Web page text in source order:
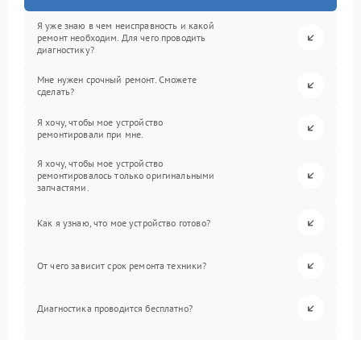
Я уже знаю в чем неисправность и какой
ремонт необходим. Для чего проводить
диагностику?
Мне нужен срочный ремонт. Сможете
сделать?
Я хочу, чтобы мое устройство
ремонтировали при мне.
Я хочу, чтобы мое устройство
ремонтировалось только оригинальными
запчастями.
Как я узнаю, что мое устройство готово?
От чего зависит срок ремонта техники?
Диагностика проводится бесплатно?